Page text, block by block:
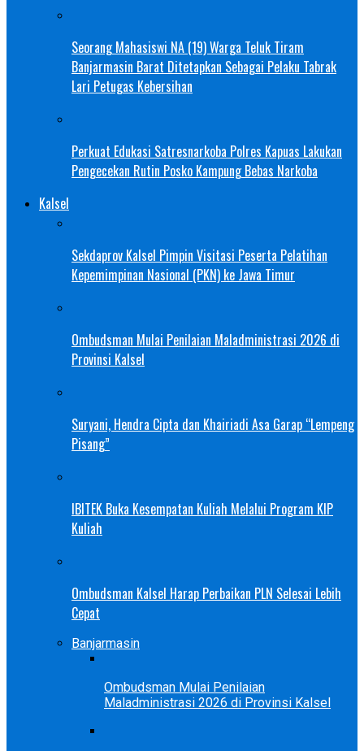
Seorang Mahasiswi NA (19) Warga Teluk Tiram
Banjarmasin Barat Ditetapkan Sebagai Pelaku Tabrak
Lari Petugas Kebersihan
Perkuat Edukasi Satresnarkoba Polres Kapuas Lakukan
Pengecekan Rutin Posko Kampung Bebas Narkoba
Kalsel
Sekdaprov Kalsel Pimpin Visitasi Peserta Pelatihan
Kepemimpinan Nasional (PKN) ke Jawa Timur
Ombudsman Mulai Penilaian Maladministrasi 2026 di
Provinsi Kalsel
Suryani, Hendra Cipta dan Khairiadi Asa Garap “Lempeng
Pisang”
IBITEK Buka Kesempatan Kuliah Melalui Program KIP
Kuliah
Ombudsman Kalsel Harap Perbaikan PLN Selesai Lebih
Cepat
Banjarmasin
Ombudsman Mulai Penilaian
Maladministrasi 2026 di Provinsi Kalsel